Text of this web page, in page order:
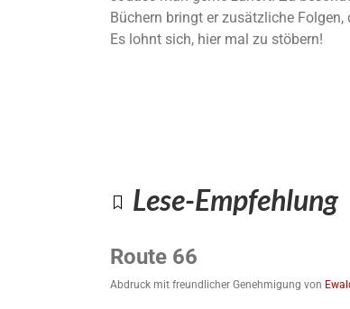
Büchern bringt er zusätzliche
Es lohnt sich, hier mal zu stöbern!
Lese-Empfehlung
Route 66
Abdruck mit freundlicher Genehmigung von